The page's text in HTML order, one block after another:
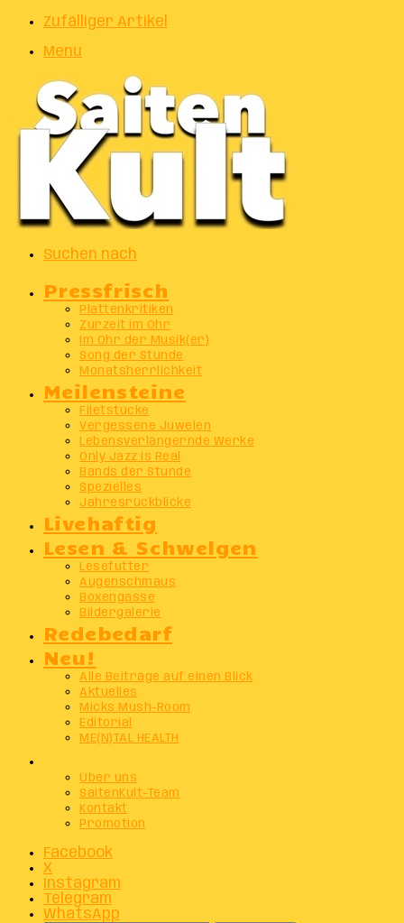
Zufälliger Artikel
Menu
Suchen nach
Pressfrisch
Plattenkritiken
Zurzeit im Ohr
Im Ohr der Musik(er)
Song der Stunde
Monatsherrlichkeit
Meilensteine
Filetstücke
Vergessene Juwelen
Lebensverlängernde Werke
Only Jazz Is Real
Bands der Stunde
Spezielles
Jahresrückblicke
Livehaftig
Lesen & Schwelgen
Lesefutter
Augenschmaus
Boxengasse
Bildergalerie
Redebedarf
Neu!
Alle Beiträge auf einen Blick
Aktuelles
Micks Mush-Room
Editorial
ME(N)TAL HEALTH
Über uns
SaitenKult-Team
Kontakt
Promotion
Facebook
X
Instagram
Telegram
WhatsApp